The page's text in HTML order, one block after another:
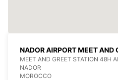
NADOR AIRPORT MEET AND
MEET AND GREET STATION 48H
NADOR
MOROCCO